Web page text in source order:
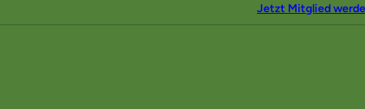
Jetzt Mitglied